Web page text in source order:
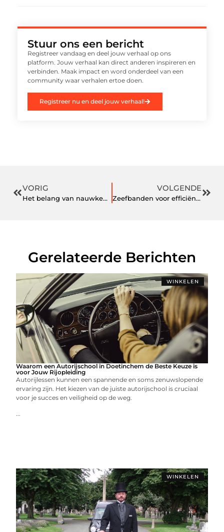
Stuur ons een bericht
Registreer vandaag en deel jouw verhaal op ons
platform. Jouw verhaal kan direct anderen inspireren en
verbinden. Maak impact en word onderdeel van een
community waar verhalen ertoe doen.
Registreer nu en deel jouw verhaal!
VORIG
Het belang van nauwkeurige ammoniakdetectie voor bedrijfsveiligheid
VOLGENDE
Zeefbanden voor efficiënte materiaalverwerking en scheiding in de industrie
Gerelateerde Berichten
WINKELEN
Waarom een Autorijschool in Doetinchem de Beste Keuze is
voor Jouw Rijopleiding
Autorijlessen kunnen een spannende en soms zenuwslopende
ervaring zijn. Het kiezen van de juiste autorijschool is cruciaal
voor je succes en veiligheid op de weg.
...
WINKELEN